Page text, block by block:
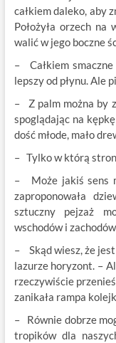
całkiem daleko, aby
Położyła orzech na
walić w jego boczne
– Całkiem smaczne
lepszy od płynu. Ale
– Z palm można by
spoglądając na
dość młode, mało
– Tylko w którą
– Może jakiś sens
zaproponowała
sztuczny pejzaż
wschodów i
– Skąd wiesz, że
lazurze horyzont. –
rzeczywiście
zanikała rampa
– Równie dobrze
tropików dla